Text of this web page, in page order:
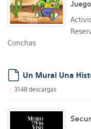
Juego
Conchas
default
Un Mural Una
3148 descargas